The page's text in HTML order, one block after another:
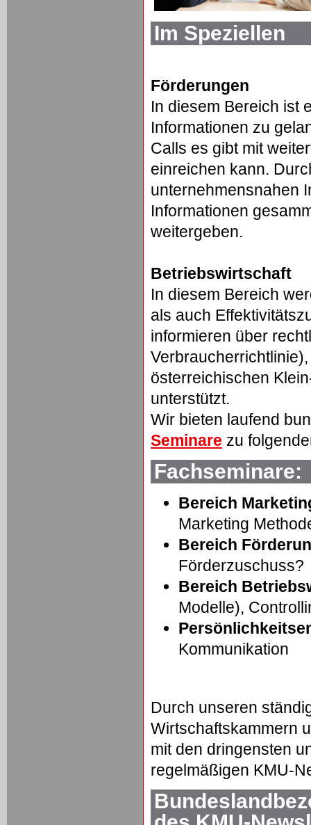
Im Speziellen
Förderungen
In diesem Bereich ist
Informationen zu
Calls es gibt mit
einreichen kann.
unternehmensnahen
Informationen
weitergeben.
Betriebswirtschaft
In diesem Bereich
als auch
informieren über
österreichischen
unterstützt.
Wir bieten laufend
Seminare zu
Fachseminare:
Bereich
Marketing
Bereich
Förderzuschuss?
Bereich
Modelle),
Kommunikation
Durch unseren
Wirtschaftskammern
mit den dringensten
regelmäßigen KMU-